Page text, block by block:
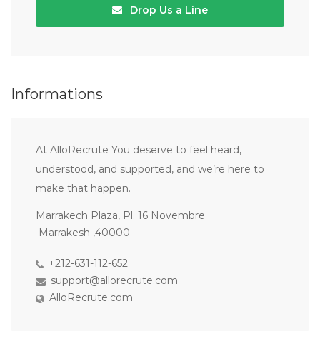
Drop Us a Line
Informations
At AlloRecrute You deserve to feel heard,
understood, and supported, and we’re here to
make that happen.
Marrakech Plaza, Pl. 16 Novembre
Marrakesh ,40000
+212-631-112-652
support@allorecrute.com
AlloRecrute.com